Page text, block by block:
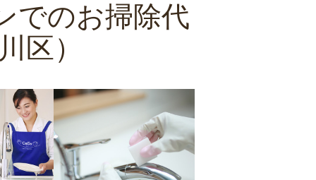
でのお掃除代
区）